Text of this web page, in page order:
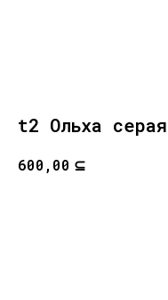
t2 Ольха
600,00 ⊆